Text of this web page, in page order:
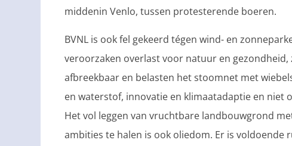
middenin Venlo, tussen protesterende boeren.
BVNL is ook fel gekeerd tégen wind- en
veroorzaken overlast voor natuur en
afbreekbaar en belasten het stoomnet met
en waterstof, innovatie en klimaatadaptie en niet
Het vol leggen van vruchtbare landbouwgrond
ambities te halen is ook oliedom. Er is voldoende